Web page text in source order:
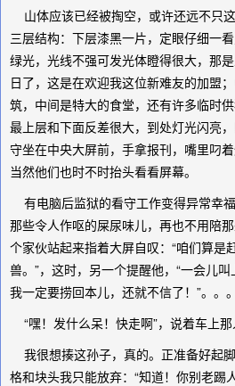
山体应该已经被掏空，或许还远不只
三层结构：下层漆黑一片，定眼仔细一
绿光，光线不强可发光体瞪得很大，那
日了，这是在欢迎我这位新难友的加盟
筑，中间是特大的食堂，还有许多临时
最上层和下面反差很大，到处灯光闪亮
守坐在中央大屏前，手拿报刊，嘴里叼
当然他们也时不时抬头看看屏幕。
有电脑后监狱的看守工作变得异常幸
那些令人作呕的屎尿味儿，再也不用陪
个家伙站起来指着大屏自叹：“咱们算是
兽。”，这时，另一个提醒他，“一会儿
我一定要捞回本儿，还就不信了！”。。
“嘿！发什么呆！快走啊”，说着车上那
我很想揍这孙子，真的。正准备好起
格和块头我只能放弃：“知道！你别老踢